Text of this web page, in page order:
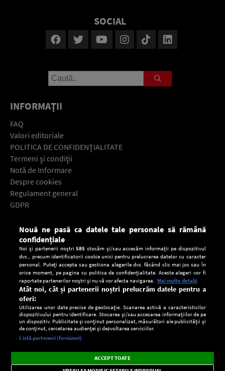
SOCIAL
INFORMAŢII
FAQ
Valori editoriale
POLITICA DE CONFIDENŢIALITATE
Termeni şi condiţii
Notă de Informare
Despre cookies
Regulament general
GDPR
Descarcă gratuit aplicaţia Europa FM pentru smartphone:
Setări:
Dark
Mode
Radio live, podcasturi, știri și alerte
importante.
×
Nouă ne pasă ca datele tale personale să rămână
confidențiale
Noi și partenerii noștri585 stocăm și/sau accesăm informații pe dispozitivul
dvs., precum identificatorii cookie unici pentru prelucrarea datelor cu caracter
personal. Puteți accepta sau gestiona alegerile dvs. făcând clic mai jos sau în
orice moment, pe pagina cu politica de confidențialitate. Aceste alegeri vor fi
raportate partenerilor noștri și nu vă vor afecta navigarea. Mai multe detalii
Atât noi, cât și partenerii noștri prelucrăm datele pentru a
oferi:
Utilizarea unor date precise de geolocație. Scanarea activă a caracteristicilor
dispozitivului pentru identificare. Stocarea și/sau accesarea informațiilor de pe
un dispozitiv. Publicitate și conținut personalizat, măsurători ale publicității și
de conținut, cercetarea audienței și dezvoltarea serviciilor.
Listă parteneri (furnizori)
ACCEPT TOATE